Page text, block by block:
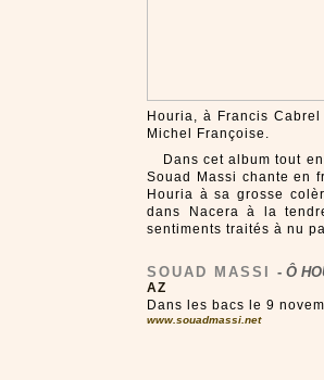
Houria, à Francis
Michel Françoise.
Dans cet album tout
Souad Massi chante en
Houria à sa grosse
dans Nacera à la
sentiments traités à nu
SOUAD MASSI - Ô
AZ
Dans les bacs le 9
www.souadmassi.net